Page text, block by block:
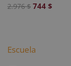
2.976$ El
2.976 $.
744 $
Escuela